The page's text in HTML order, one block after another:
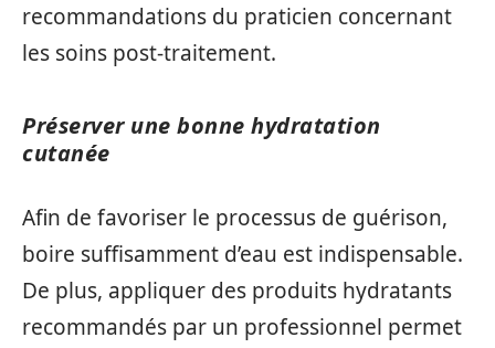
recommandations du praticien concernant
les soins post-traitement.
Préserver une bonne hydratation
cutanée
Afin de favoriser le processus de guérison,
boire suffisamment d’eau est indispensable.
De plus, appliquer des produits hydratants
recommandés par un professionnel permet